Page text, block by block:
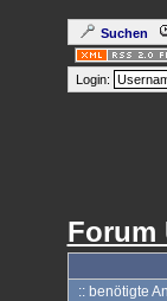
Suchen
Login:
Forum
:: benötigte